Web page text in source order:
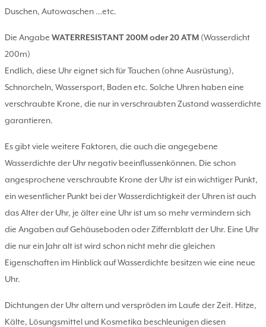
Duschen, Autowaschen …etc.
Die Angabe WATERRESISTANT 200M oder 20 ATM (Wasserdicht
200m)
Endlich, diese Uhr eignet sich für Tauchen (ohne Ausrüstung),
Schnorcheln, Wassersport, Baden etc. Solche Uhren haben eine
verschraubte Krone, die nur in verschraubten Zustand wasserdichte
garantieren.
Es gibt viele weitere Faktoren, die auch die angegebene
Wasserdichte der Uhr negativ beeinflussenkönnen. Die schon
angesprochene verschraubte Krone der Uhr ist ein wichtiger Punkt,
ein wesentlicher Punkt bei der Wasserdichtigkeit der Uhren ist auch
das Alter der Uhr, je älter eine Uhr ist um so mehr vermindern sich
die Angaben auf Gehäuseboden oder Ziffernblatt der Uhr. Eine Uhr
die nur ein Jahr alt ist wird schon nicht mehr die gleichen
Eigenschaften im Hinblick auf Wasserdichte besitzen wie eine neue
Uhr.
Dichtungen der Uhr altern und verspröden im Laufe der Zeit. Hitze,
Kälte, Lösungsmittel und Kosmetika beschleunigen diesen